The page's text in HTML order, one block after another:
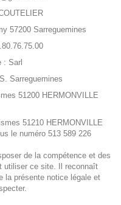
57200 Sarreguemines
: Sarl
Sarreguemines
51200 HERMONVILLE
51210 HERMONVILLE
le numéro 513 589 226
de la compétence et des
utiliser ce site. Il reconnaît
la présente notice légale et